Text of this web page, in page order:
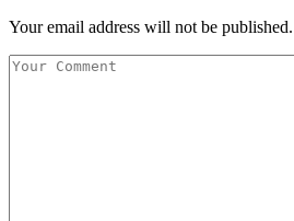
Your email address will not be published.